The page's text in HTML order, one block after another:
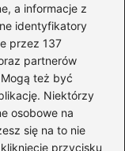
a informacje z
identyfikatory
przez 137
partnerów
też być
Niektórzy
osobowe na
się na to nie
przycisku
własnego
dla inspiracji i
3?
krok po